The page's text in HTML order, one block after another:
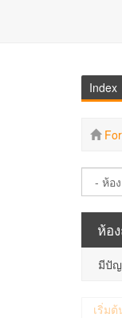
Index
ห้อ
มีปั
เริ่มต้